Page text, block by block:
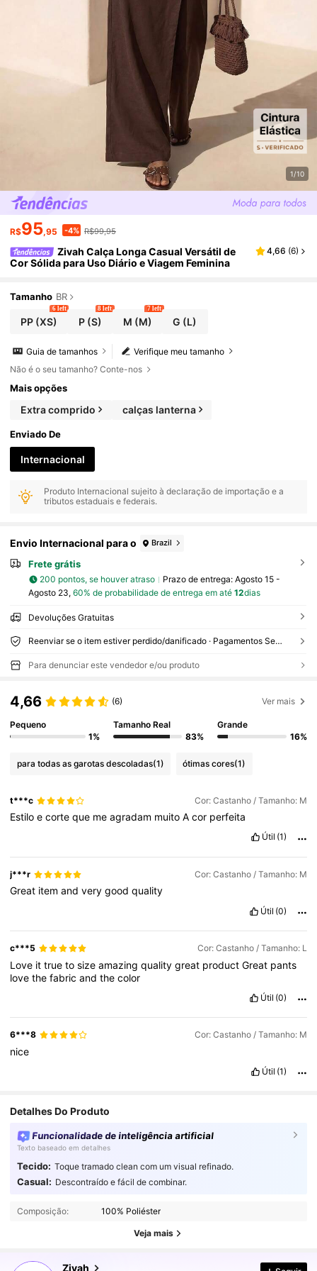
1/10
R$95,95 -4% R$99,95
Zivah Calça Longa Casual Versátil de
Cor Sólida para Uso Diário e Viagem Feminina
4,66 (6)
Tamanho BR
PP(XS)
6 left
P(S)
8 left
M (M)
7 left
G (L)
Verifique meu tamanho
Guia de tamanhos
Não é o seu tamanho? Conte-nos
Mais opções
Extra comprido calças lanterna
Enviado De
Internacional
Produto Internacional sujeito à declaração de importação e a
tributos estaduais e federais.
Envio Internacional para o Brazil
Frete grátis
200 pontos, se houver atraso Prazo de entrega: Agosto 15 -
Agosto 23, 60% de probabilidade de entrega em até 12dias
Devoluções Gratuitas
Reenviar se o item estiver perdido/danificado · Pagamentos Seguros · Proteção de privacidade
Para denunciar este vendedor e/ou produto
4,66 (6) Ver mais
Pequeno
1%
Tamanho Real
83%
Grande
16%
para todas as garotas descoladas(1) ótimas cores(1)
t***c Cor: Castanho / Tamanho: M
Estiloecorteque meagradam muitoAcor perfeita
Útil (1)
j***r Cor: Castanho / Tamanho: M
Great itemandverygoodquality
Útil (0)
c***5 Cor: Castanho / Tamanho: L
Love ittruetosizeamazingqualitygreat productGreat pants
lovethefabricandthecolor
Útil (0)
6***8 Cor: Castanho / Tamanho: M
nice
Útil (1)
Detalhes Do Produto
Funcionalidade de inteligência artificial
Texto baseado em detalhes
Tecido: Toque tramado clean com um visual refinado.
Casual: Descontraído e fácil de combinar.
Composição: 100% Poliéster
Veja mais
Zivah
760K Seguidores